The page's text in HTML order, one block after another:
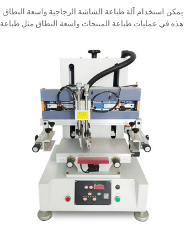
يمكن استخدام آلة طباعة الشاشة الزجاجية واسعة النطاق
هذه في عمليات طباعة المنتجات واسعة النطاق مثل طباعة
الألوان واسعة النطاق، وما إلى ذلك. نظرًا لأن سطح عمل
آلة الطباعة هذه كبير جدًا، فهي مناسبة جدًا لبعض المنتجات
واسعة النطاق لاختيار هذا النوع من الآلات.